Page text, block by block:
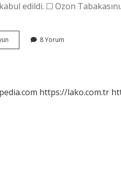
edildi. ☐ Ozon
Sözleşmesinin
8 Yorum
https://lako.com.tr